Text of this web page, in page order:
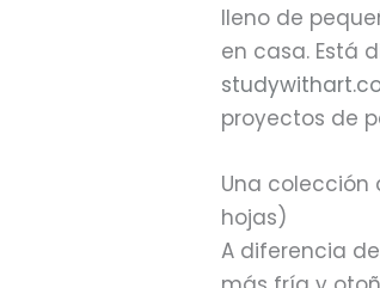
lleno de
en casa. Está
proyectos de
Una colección
hojas)
A diferencia